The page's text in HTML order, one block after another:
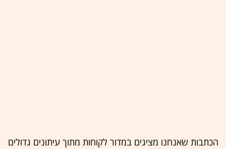
הכתבות שאנחנו מציגים במדור לקוחות מתוך עיתונים גדולים